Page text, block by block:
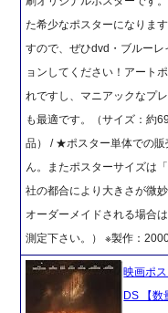
た希少なポスターになりま
すので、ぜひdvd・ブルー
ョンしてください！アート
れですし、マニアックなプ
も最適です。（サイズ：約
品） / ★ポスター単体での
ん。またポスターサイズは
社の都合により大きさが微
オーダーメイドされる場合
測定下さい。） ※製作：
映画ポ
DS 【数